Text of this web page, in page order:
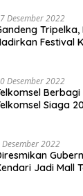
Desember 2022
Tripelka,
Festival
Desember 2022
Siaga
Desember 2022
Jadi Mall